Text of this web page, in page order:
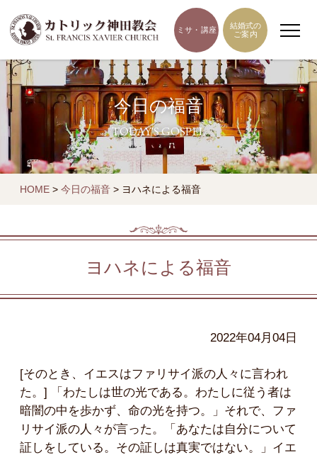
ミサ・講座
結婚式の
ご案内
今日の福音
TODAY'S GOSPEL
HOME > 今日の福音 > ヨハネによる福音
ヨハネによる福音
2022年04月04日
[そのとき、イエスはファリサイ派の人々に言われ
た。] 「わたしは世の光である。わたしに従う者は
暗闇の中を歩かず、命の光を持つ。」それで、ファ
リサイ派の人々が言った。「あなたは自分について
証しをしている。その証しは真実ではない。」イエ